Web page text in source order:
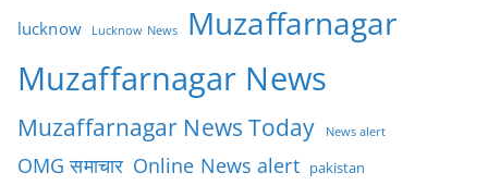
lucknow Lucknow News Muzaffarnagar
Muzaffarnagar News
Muzaffarnagar News Today News alert
OMG समाचार Online News alert pakistan